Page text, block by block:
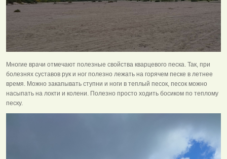
Многие врачи отмечают полезные свойства кварцевого песка. Так, при
болезнях суставов рук и ног полезно лежать на горячем песке в летнее
время. Можно закапывать ступни и ноги в теплый песок, песок можно
насыпать на локти и колени. Полезно просто ходить босиком по теплому
песку.